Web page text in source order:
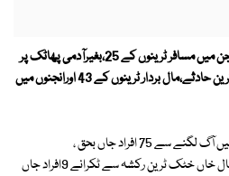
گزشتہ اور رواں سال 121ٹرین حادثات جن میں مسافر ٹرینوں کے 25،بغیرآدمی پھاٹک پر
27، ٹریک پرازخود قائم راستوں سے17ٹرین حادثے،مال بردار ٹرینوں کے 43 اورانجنوں میں
گزشتہ سال30 اکتوبرکوچلتی تیزگام میں آگ لگنے سے 75 افراد جاں بحق ،
15اکتوبرکندھ کوٹ کے مقام پر خوشحال خاں خٹک ٹرین رکشہ سے ٹکرانے 9افراد جاں